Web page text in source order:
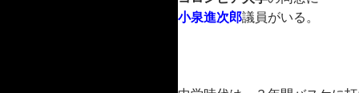
小泉進次郎議員がいる。